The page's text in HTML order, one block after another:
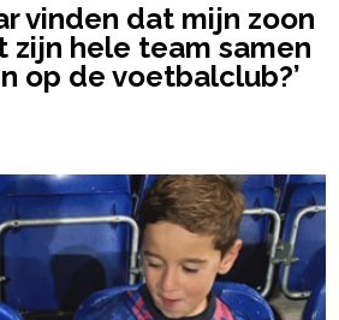
vinden dat mijn zoon
zijn hele team samen
op de voetbalclub?’